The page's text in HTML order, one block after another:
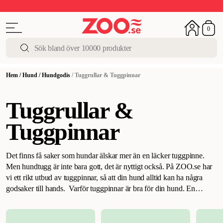
0
Hem /Hund /Hundgodis /Tuggrullar & Tuggpinnar
Tuggrullar &
Tuggpinnar
Det finns få saker som hundar älskar mer än en läcker tuggpinne.
Men hundtugg är inte bara gott, det är nyttigt också. På ZOO.se har
vi ett rikt utbud av tuggpinnar, så att din hund alltid kan ha några
godsaker till hands. Varför tuggpinnar är bra för din hund.En
och ett trevligt mellanmål. Genom att gnaga på en tuggpinne får